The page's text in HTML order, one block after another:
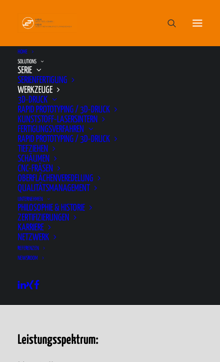
HOME
SOLUTIONS
SERIE
SERIENFERTIGUNG
WERKZEUGE
3D-DRUCK
RAPID PROTOTYPING / 3D-DRUCK
KUNSTSTOFF-LASERSINTERN
FERTIGUNGSVERFAHREN
RAPID PROTOTYPING / 3D-DRUCK
TIEFZIEHEN
SCHÄUMEN
CNC-FRÄSEN
OBERFLÄCHENVEREDELUNG
QUALITÄTSMANAGEMENT
UNTERNEHMEN
PHILOSOPHIE & HISTORIE
ZERTIFIZIERUNGEN
KARRIERE
NETZWERK
REFERENZEN
NEWSROOM
WERKZEUGE
Um Ihrem Produkt Form zu verleihen, erstellen
wir für Sie Spritzgusswerkzeuge nach
deutschem Qualitätsstandard. Vertrauen Sie
dabei auf unsere langjährige Erfahrung in der
Konzeptionierung, Auslegung und Fertigung
auch komplexer Werkzeuge. Bereits während
der Artikelkonstruktion können Sie von
unserem Know-How profitieren.
Leistungsspektrum: